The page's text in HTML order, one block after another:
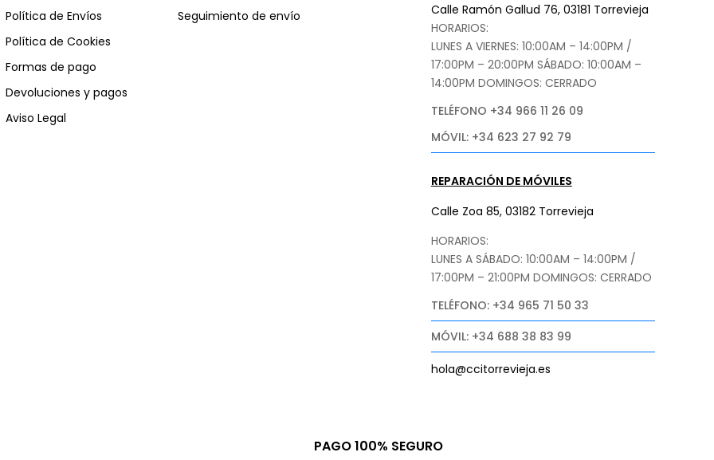
Política de Envíos
Política de Cookies
Formas de pago
Devoluciones y pagos
Aviso Legal
Seguimiento de envío
Calle Ramón Gallud 76, 03181 Torrevieja
HORARIOS:
LUNES A VIERNES: 10:00AM – 14:00PM /
17:00PM – 20:00PM SÁBADO: 10:00AM –
14:00PM DOMINGOS: CERRADO
TELÉFONO +34 966 11 26 09
MÓVIL: +34 623 27 92 79
REPARACIÓN DE MÓVILES
Calle Zoa 85, 03182 Torrevieja
HORARIOS:
LUNES A SÁBADO: 10:00AM – 14:00PM /
17:00PM – 21:00PM DOMINGOS: CERRADO
TELÉFONO: +34 965 71 50 33
MÓVIL: +34 688 38 83 99
hola@ccitorrevieja.es
PAGO 100% SEGURO